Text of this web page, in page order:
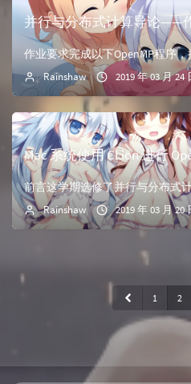
并行与分布式计算导论——
Rainshaw 2019 年 03 月 24
Mac 系统使用 CLion 进行
Rainshaw 2019 年 03 月 20
1 2